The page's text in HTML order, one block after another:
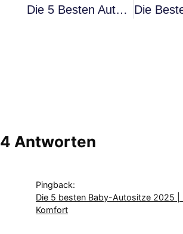
Die 5 Besten Autoreifenfüller Im Jahr 2025: Vergleich Und Kaufratgeber
4 Antworten
Pingback:
Die 5 besten Baby-Autositze 2025 |
Komfort